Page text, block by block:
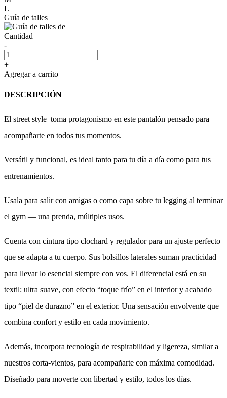
L
Guía de talles
Cantidad
-
+
Agregar a carrito
DESCRIPCIÓN
El street style toma protagonismo en este pantalón pensado para
acompañarte en todos tus momentos.
Versátil y funcional, es ideal tanto para tu día a día como para tus
entrenamientos.
Usala para salir con amigas o como capa sobre tu legging al terminar
el gym — una prenda, múltiples usos.
Cuenta con cintura tipo clochard y regulador para un ajuste perfecto
que se adapta a tu cuerpo. Sus bolsillos laterales suman practicidad
para llevar lo esencial siempre con vos. El diferencial está en su
textil: ultra suave, con efecto “toque frío” en el interior y acabado
tipo “piel de durazno” en el exterior. Una sensación envolvente que
combina confort y estilo en cada movimiento.
Además, incorpora tecnología de respirabilidad y ligereza, similar a
nuestros corta-vientos, para acompañarte con máxima comodidad.
Diseñado para moverte con libertad y estilo, todos los días.